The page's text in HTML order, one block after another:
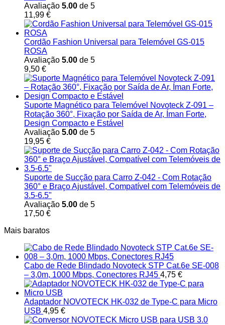
Avaliação 5.00 de 5
11,99 €
Cordão Fashion Universal para Telemóvel GS-015
ROSA
Avaliação 5.00 de 5
9,50 €
Suporte Magnético para Telemóvel Novoteck Z-091 –
Rotação 360°, Fixação por Saída de Ar, Íman Forte,
Design Compacto e Estável
Avaliação 5.00 de 5
19,95 €
Suporte de Sucção para Carro Z-042 - Com Rotação
360° e Braço Ajustável, Compatível com Telemóveis de
3.5-6.5"
Avaliação 5.00 de 5
17,50 €
Mais baratos
Cabo de Rede Blindado Novoteck STP Cat.6e SE-008
– 3,0m, 1000 Mbps, Conectores RJ45 4,75 €
Adaptador NOVOTECK HK-032 de Type-C para Micro
USB 4,95 €